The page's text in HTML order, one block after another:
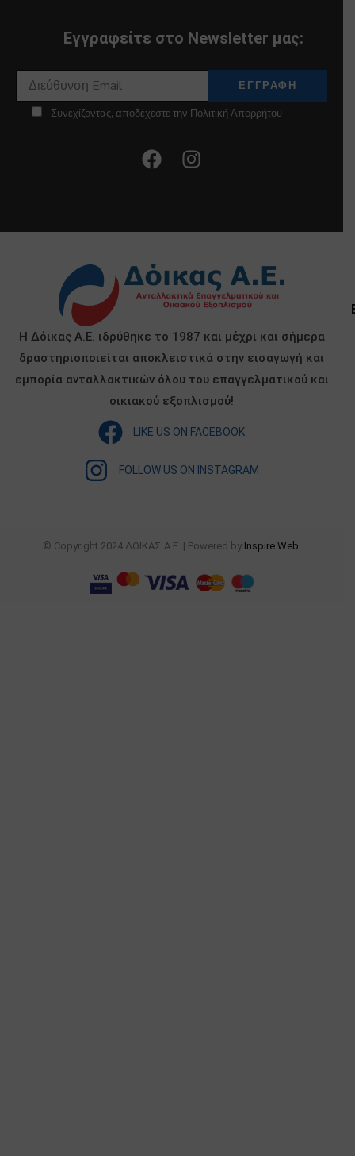
Εγγραφείτε στο Newsletter μας:
Συνεχίζοντας, αποδέχεστε την Πολιτική Απορρήτου
Η Δόικας Α.Ε. ιδρύθηκε το 1987 και μέχρι και σήμερα
δραστηριοποιείται αποκλειστικά στην εισαγωγή και
εμπορία ανταλλακτικών όλου του επαγγελματικού και
οικιακού εξοπλισμού!
LIKE US ON FACEBOOK
FOLLOW US ON INSTAGRAM
© Copyright 2024 ΔΟΙΚΑΣ Α.Ε. | Powered by Inspire Web